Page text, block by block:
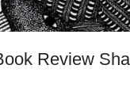
Review